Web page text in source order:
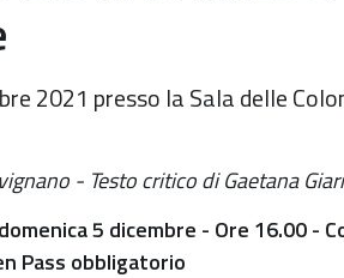
2021 presso la Sala delle
events/visioni-
- Testo critico di Gaetana
5 dicembre - Ore 16.00 -
Pass obbligatorio